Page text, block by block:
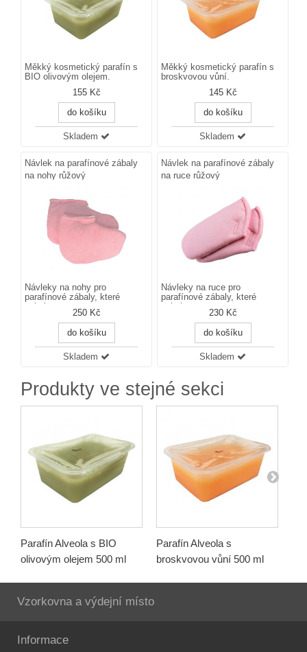
Měkký kosmetický parafín s
BIO olivovým olejem.
155 Kč
do košíku
Skladem
Měkký kosmetický parafín s
broskvovou vůní.
145 Kč
do košíku
Skladem
Návlek na parafínové zábaly
na nohy růžový
Návleky na nohy pro
parafínové zábaly, které
velmi...
250 Kč
do košíku
Skladem
Návlek na parafínové zábaly
na ruce růžový
Návleky na ruce pro
parafínové zábaly, které
velmi...
230 Kč
do košíku
Skladem
Produkty ve stejné sekci
Parafín Alveola s BIO
olivovým olejem 500 ml
Parafín Alveola s
broskvovou vůní 500 ml
Vzorkovna a výdejní místo
Informace